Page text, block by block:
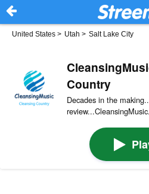
United States > Utah > Salt Lake City
Country
Decades in the